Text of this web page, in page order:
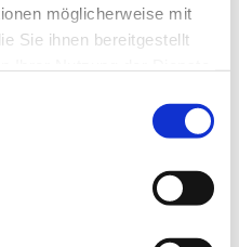
möglicherweise mit
Sie ihnen bereitgestellt
zu den Themen
bzw. was wir dazu
Sie gerade in Händen.
tausende Exemplare des
an Sie verschicken
wir digital auf unserer
zur Verfügung